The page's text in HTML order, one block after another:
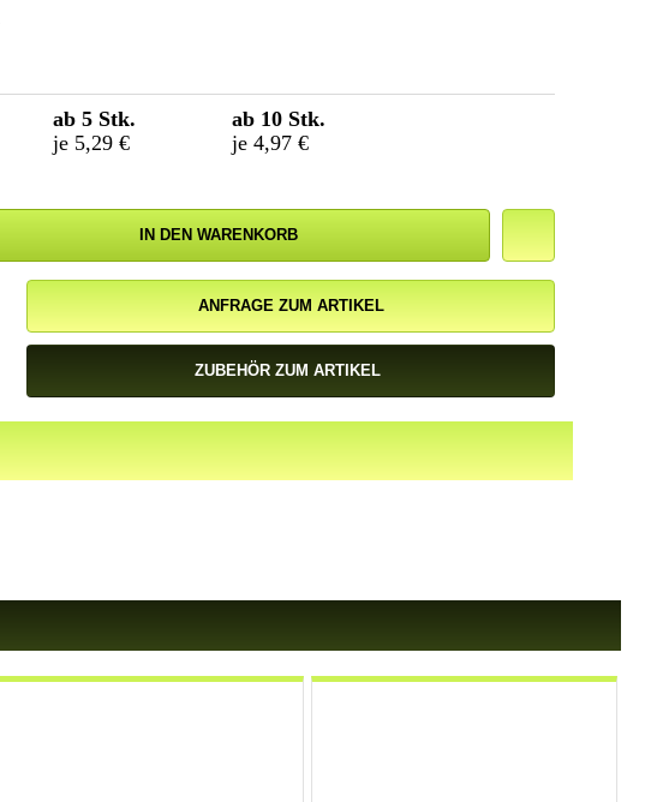
ab 5 Stk.
je 5,29 €
ab 10 Stk.
je 4,97 €
IN DEN WARENKORB
ANFRAGE ZUM ARTIKEL
ZUBEHÖR ZUM ARTIKEL